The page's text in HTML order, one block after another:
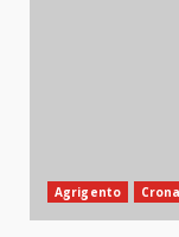
Agrigento